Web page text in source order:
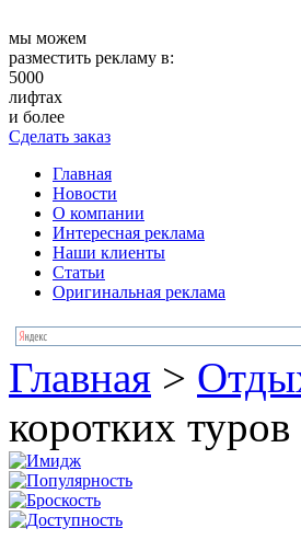
мы можем
разместить рекламу в:
5000
лифтах
и более
Сделать заказ
Главная
Новости
О компании
Интересная реклама
Наши клиенты
Статьи
Оригинальная реклама
Главная >
коротких туров